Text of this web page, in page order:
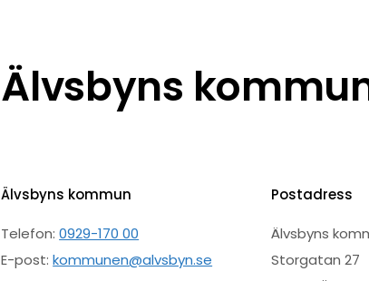
Älvsbyns
Älvsbyns kommun
Telefon:0929-170 00
E-post:kommunen@alvsbyn.se
Postadress
Älvsbyns
Storgatan 27